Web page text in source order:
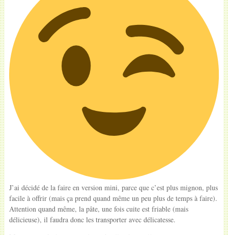
J’ai décidé de la faire en version mini, parce que c’est plus mignon, plus
facile à offrir (mais ça prend quand même un peu plus de temps à faire).
Attention quand même, la pâte, une fois cuite est friable (mais
délicieuse), il faudra donc les transporter avec délicatesse.